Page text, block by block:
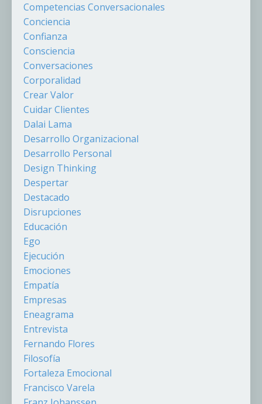
Competencias Conversacionales
Conciencia
Confianza
Consciencia
Conversaciones
Corporalidad
Crear Valor
Cuidar Clientes
Dalai Lama
Desarrollo Organizacional
Desarrollo Personal
Design Thinking
Despertar
Destacado
Disrupciones
Educación
Ego
Ejecución
Emociones
Empatía
Empresas
Eneagrama
Entrevista
Fernando Flores
Filosofía
Fortaleza Emocional
Francisco Varela